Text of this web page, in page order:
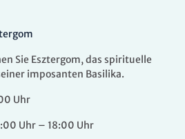
Sie Esztergom, das spirituelle
imposanten Basilika.
Uhr
Uhr – 18:00 Uhr